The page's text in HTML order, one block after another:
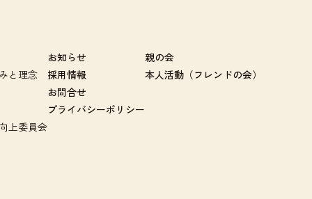
と理念
上委員会
お知らせ
採用情報
お問合せ
プライバシーポリシー
親の会
本人活動（フレンドの会）